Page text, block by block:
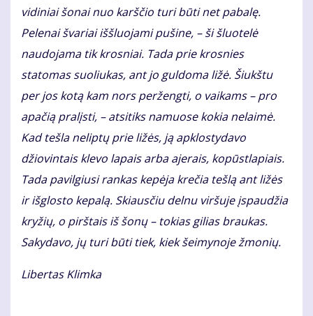
vidiniai šonai nuo karščio turi būti net pabalę.
Pelenai švariai iššluojami pušine, – ši šluotelė
naudojama tik krosniai. Tada prie krosnies
statomas suoliukas, ant jo guldoma ližė. Šiukštu
per jos kotą kam nors peržengti, o vaikams – pro
apačią pralįsti, – atsitiks namuose kokia nelaimė.
Kad tešla neliptų prie ližės, ją apklostydavo
džiovintais klevo lapais arba ajerais, kopūstlapiais.
Tada pavilgiusi rankas kepėja krečia tešlą ant ližės
ir išglosto kepalą. Skiausčiu delnu viršuje įspaudžia
kryžių, o pirštais iš šonų – tokias gilias braukas.
Sakydavo, jų turi būti tiek, kiek šeimynoje žmonių.
Libertas Klimka